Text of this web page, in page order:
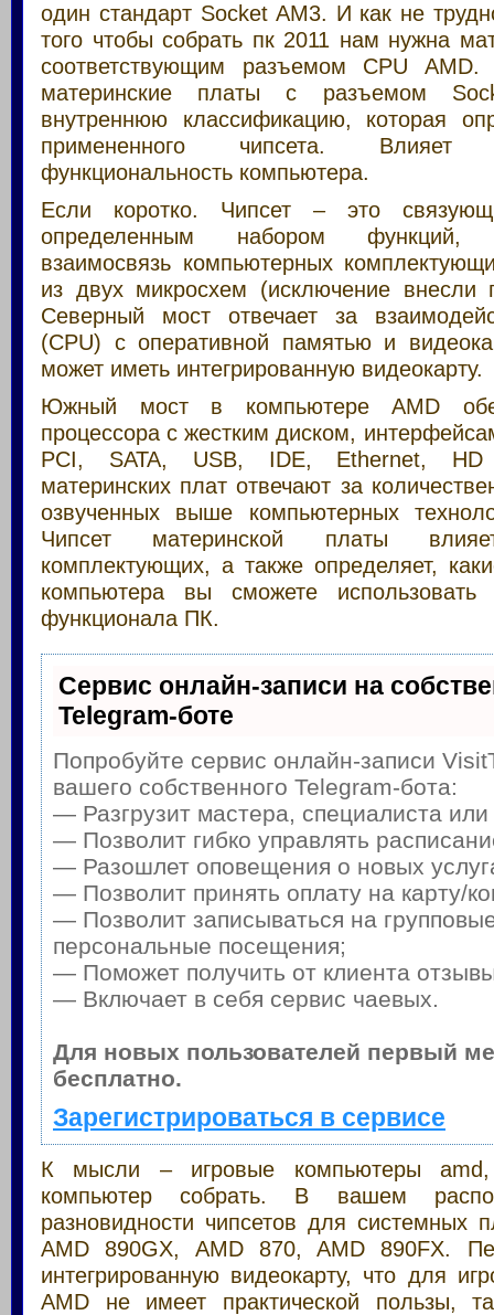
один стандарт Socket AM3. И как не
того чтобы собрать пк 2011 нам нужна
соответствующим разъемом CPU
материнские платы с разъемом
внутреннюю классификацию, которая
примененного чипсета.
функциональность компьютера.
Если коротко. Чипсет – это
определенным набором функций,
взаимосвязь компьютерных
из двух микросхем (исключение внесли
Северный мост отвечает за
(CPU) с оперативной памятью и
может иметь интегрированную видеокарту.
Южный мост в компьютере AMD
процессора с жестким диском,
PCI, SATA, USB, IDE, Ethernet, HD
материнских плат отвечают за
озвученных выше компьютерных
Чипсет материнской платы
комплектующих, а также определяет,
компьютера вы сможете
функционала ПК.
Сервис онлайн-записи на
Telegram-боте
Попробуйте сервис онлайн-записи
вашего собственного Telegram-бота:
— Разгрузит мастера, специалиста
— Позволит гибко управлять
— Разошлет оповещения о новых
— Позволит принять оплату на карту/
— Позволит записываться на
персональные посещения;
— Поможет получить от клиента
— Включает в себя сервис чаевых.
Для новых пользователей первый
бесплатно.
Зарегистрироваться в сервисе
К мысли – игровые компьютеры
компьютер собрать. В вашем
разновидности чипсетов для системных
AMD 890GX, AMD 870, AMD 890FX.
интегрированную видеокарту, что для
AMD не имеет практической пользы,